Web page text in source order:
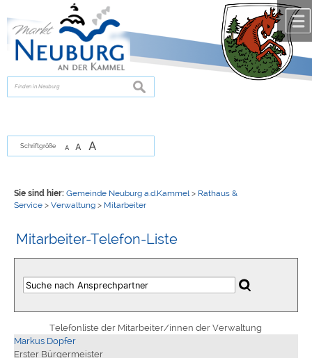
zur Navigationoder
springen.
suchen
Schriftgröße A A A
Sie sind hier: Gemeinde Neuburg a.d.Kammel > Rathaus &
Service> Verwaltung> Mitarbeiter
Mitarbeiter-Telefon-Liste
Telefonliste der Mitarbeiter/innen der Verwaltung
Markus Dopfer
Erster Bürgermeister